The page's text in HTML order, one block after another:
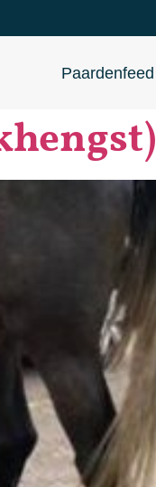
Paardenfeed